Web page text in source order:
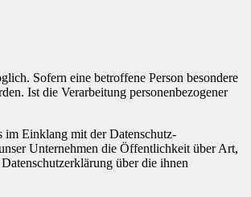
Sofern eine betroffene Person besondere
Ist die Verarbeitung personenbezogener
im Einklang mit der Datenschutz-
Unternehmen die Öffentlichkeit über Art,
über die ihnen